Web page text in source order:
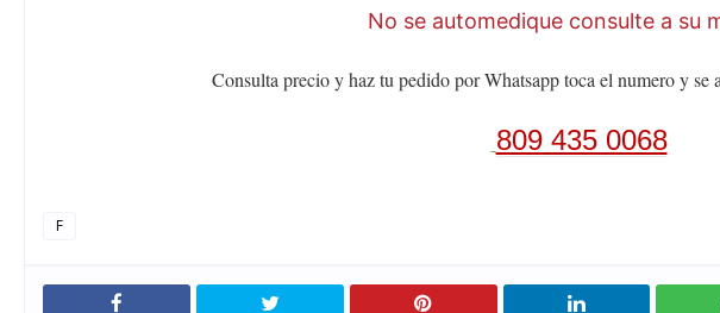
No se automedique consulte a su
Consulta precio y haz tu pedido por Whatsapp toca el numero y se
809 435 0068
F